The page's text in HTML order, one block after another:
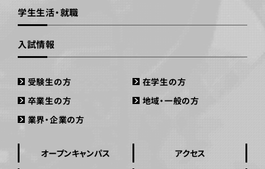
学生生活・就職
入試情報
受験生の方
在学生の方
卒業生の方
地域・一般の方
業界・企業の方
オープンキャンパス アクセス